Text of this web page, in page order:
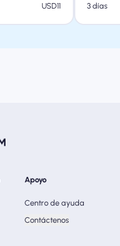
USD11
3 días
Apoyo
Centro de ayuda
Contáctenos